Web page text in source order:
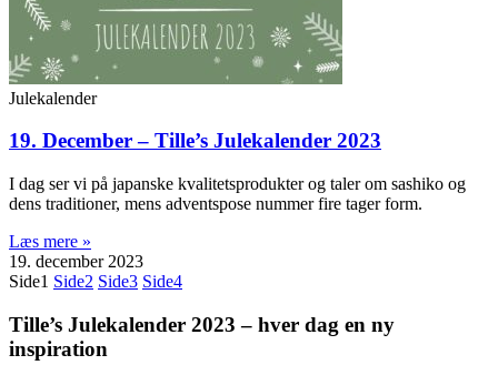
Julekalender
19. December – Tille’s Julekalender 2023
I dag ser vi på japanske kvalitetsprodukter og taler om sashiko og
dens traditioner, mens adventspose nummer fire tager form.
Læs mere »
19. december 2023
Side1 Side2 Side3 Side4
Tille’s Julekalender 2023 – hver dag en ny
inspiration